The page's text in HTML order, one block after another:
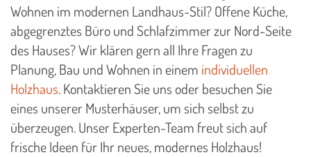
Wohnen im modernen Landhaus-Stil? Offene Küche,
abgegrenztes Büro und Schlafzimmer zur Nord-Seite
des Hauses? Wir klären gern all Ihre Fragen zu
Planung, Bau und Wohnen in einem individuellen
Holzhaus. Kontaktieren Sie uns oder besuchen Sie
eines unserer Musterhäuser, um sich selbst zu
überzeugen. Unser Experten-Team freut sich auf
frische Ideen für Ihr neues, modernes Holzhaus!